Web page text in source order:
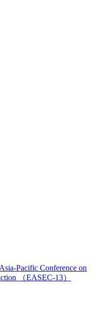
Pacific Conference on
（EASEC-13）